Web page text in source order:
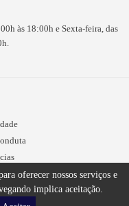
oferecer nossos serviços e
implica aceitação.
às 18:00h e Sexta-feira, das